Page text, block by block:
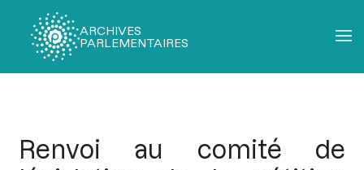
ARCHIVES
PARLEMENTAIRES
Renvoi au comité de